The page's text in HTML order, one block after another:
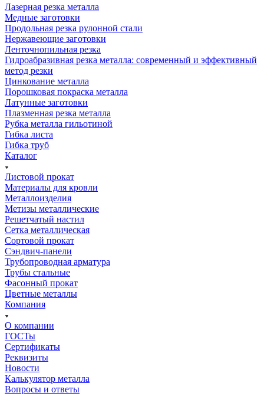
Лазерная резка металла
Медные заготовки
Продольная резка рулонной стали
Нержавеющие заготовки
Ленточнопильная резка
Гидроабразивная резка металла: современный и эффективный
метод резки
Цинкование металла
Порошковая покраска металла
Латунные заготовки
Плазменная резка металла
Рубка металла гильотиной
Гибка листа
Гибка труб
Каталог
Листовой прокат
Материалы для кровли
Металлоизделия
Метизы металлические
Решетчатый настил
Сетка металлическая
Сортовой прокат
Сэндвич-панели
Трубопроводная арматура
Трубы стальные
Фасонный прокат
Цветные металлы
Компания
О компании
ГОСТы
Сертификаты
Реквизиты
Новости
Калькулятор металла
Вопросы и ответы